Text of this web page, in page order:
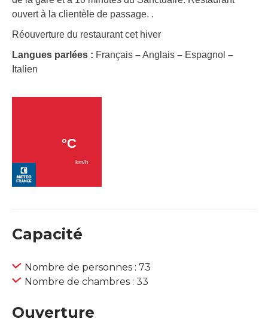
ouvert à la clientèle de passage. .
Réouverture du restaurant cet hiver
Langues parlées : Français –Anglais – Espagnol –
Italien
Capacité
Nombre de personnes : 73
Nombre de chambres : 33
Ouverture